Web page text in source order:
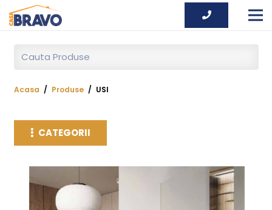
Acasa / Produse / USI
CATEGORII